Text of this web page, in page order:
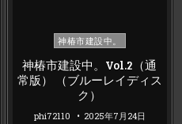
Posted
神椿市建設中。
神椿市建設中。Vol.2（通
常版） （ブルーレイディス
ク）
phi72110 2025年7月24日